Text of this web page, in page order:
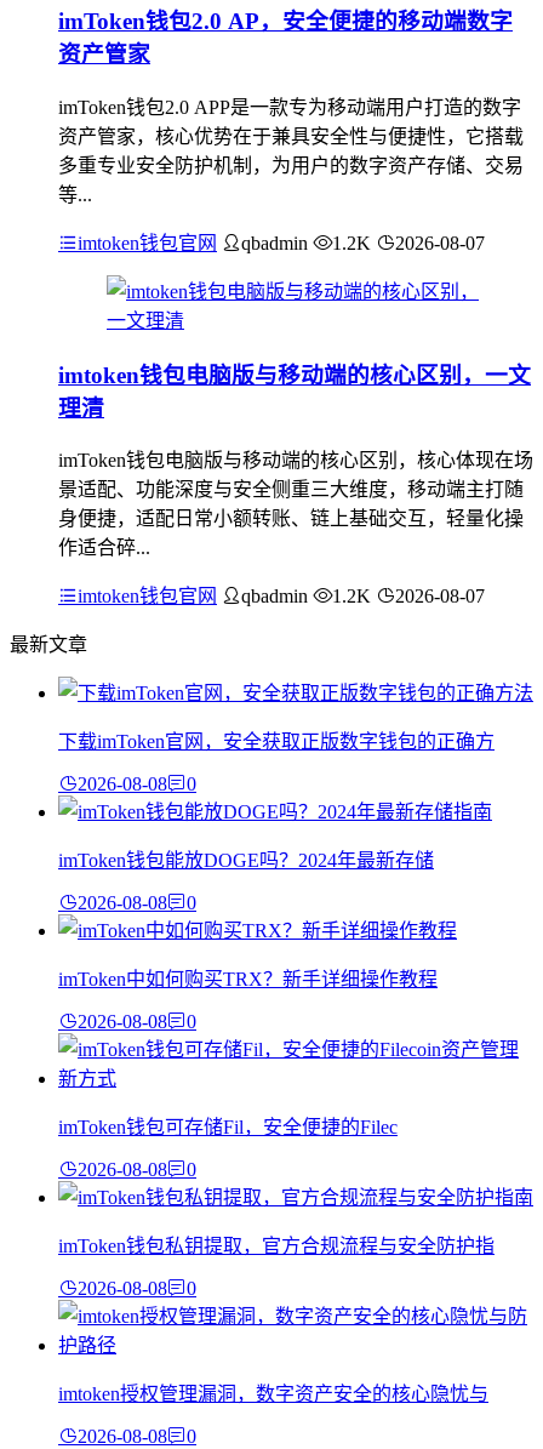
imToken钱包2.0 AP，安全便捷的移动端数字
资产管家
imToken钱包2.0 APP是一款专为移动端用户打造的数字
资产管家，核心优势在于兼具安全性与便捷性，它搭载
多重专业安全防护机制，为用户的数字资产存储、交易
等...
imtoken钱包官网 qbadmin 1.2K 2026-08-07
imtoken钱包电脑版与移动端的核心区别，一文
理清
imToken钱包电脑版与移动端的核心区别，核心体现在场
景适配、功能深度与安全侧重三大维度，移动端主打随
身便捷，适配日常小额转账、链上基础交互，轻量化操
作适合碎...
imtoken钱包官网 qbadmin 1.2K 2026-08-07
最新文章
下载imToken官网，安全获取正版数字钱包的正确方
2026-08-08 0
imToken钱包能放DOGE吗？2024年最新存储
2026-08-08 0
imToken中如何购买TRX？新手详细操作教程
2026-08-08 0
imToken钱包可存储Fil，安全便捷的Filec
2026-08-08 0
imToken钱包私钥提取，官方合规流程与安全防护指
2026-08-08 0
imtoken授权管理漏洞，数字资产安全的核心隐忧与
2026-08-08 0